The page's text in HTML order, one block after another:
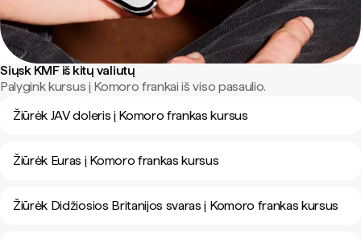
Siųsk KMF iš kitų valiutų
Palygink kursus į Komoro frankai iš viso pasaulio.
Žiūrėk JAV doleris į Komoro frankas kursus
Žiūrėk Euras į Komoro frankas kursus
Žiūrėk Didžiosios Britanijos svaras į Komoro frankas kursus